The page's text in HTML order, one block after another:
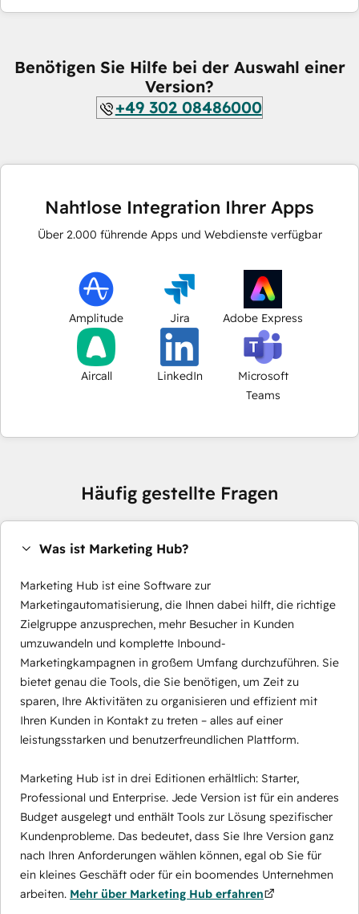
Benötigen Sie Hilfe bei der Auswahl einer
Version?
+49 302 08486000
Nahtlose Integration Ihrer Apps
Über 2.000 führende Apps und Webdienste verfügbar
Amplitude Jira Adobe Express
Aircall LinkedIn
Microsoft
Teams
Häufig gestellte Fragen
Was ist Marketing Hub?
Marketing Hub ist eine Software zur
Marketingautomatisierung, die Ihnen dabei hilft, die richtige
Zielgruppe anzusprechen, mehr Besucher in Kunden
umzuwandeln und komplette Inbound-
Marketingkampagnen in großem Umfang durchzuführen. Sie
bietet genau die Tools, die Sie benötigen, um Zeit zu
sparen, Ihre Aktivitäten zu organisieren und effizient mit
Ihren Kunden in Kontakt zu treten – alles auf einer
leistungsstarken und benutzerfreundlichen Plattform.
Marketing Hub ist in drei Editionen erhältlich: Starter,
Professional und Enterprise. Jede Version ist für ein anderes
Budget ausgelegt und enthält Tools zur Lösung spezifischer
Kundenprobleme. Das bedeutet, dass Sie Ihre Version ganz
nach Ihren Anforderungen wählen können, egal ob Sie für
ein kleines Geschäft oder für ein boomendes Unternehmen
arbeiten. Mehr über Marketing Hub erfahren